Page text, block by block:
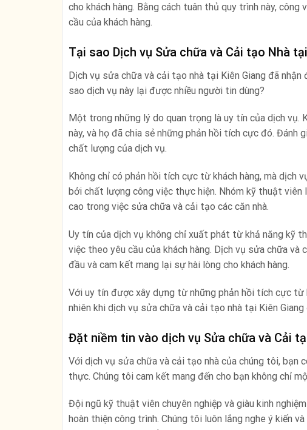
cho khách hàng. Bằng cách tuân thủ quy trình này,
cầu của khách hàng.
Tại sao Dịch vụ Sửa chữa và Cải tạo Nhà
Dịch vụ sửa chữa và cải tạo nhà tại Kiên Giang đã
sao dịch vụ này lại được nhiều người tin dùng?
Một trong những lý do quan trọng là uy tín của dịch vụ.
này, và họ đã chia sẻ những phản hồi tích cực đó.
chất lượng của dịch vụ.
Không chỉ có phản hồi tích cực từ khách hàng, mà dịch
bởi chất lượng công việc thực hiện. Nhóm kỹ thuật viên
cao trong việc sửa chữa và cải tạo các căn nhà.
Uy tín của dịch vụ không chỉ xuất phát từ khả năng kỹ
việc theo yêu cầu của khách hàng. Dịch vụ sửa chữa
đầu và cam kết mang lại sự hài lòng cho khách hàng.
Với uy tín được xây dựng từ những phản hồi tích cực từ
nhiên khi dịch vụ sửa chữa và cải tạo nhà tại Kiên
Đặt niềm tin vào dịch vụ Sửa chữa và Cải
Với dịch vụ sửa chữa và cải tạo nhà của chúng tôi, bạn
thực. Chúng tôi cam kết mang đến cho bạn không chỉ
Đội ngũ kỹ thuật viên chuyên nghiệp và giàu kinh
hoàn thiện công trình. Chúng tôi luôn lắng nghe ý kiến